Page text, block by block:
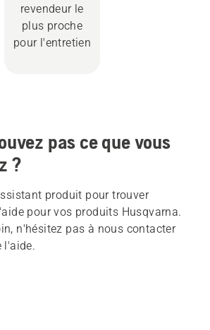
revendeur le
plus proche
pour l'entretien
pas ce que vous
?
produit pour trouver
pour vos produits Husqvarna.
n'hésitez pas à nous contacter
l'aide.